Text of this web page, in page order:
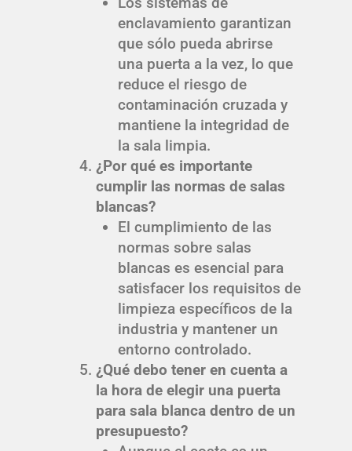
enclavamiento garantizan
que sólo pueda abrirse
una puerta a la vez, lo que
reduce el riesgo de
contaminación cruzada y
mantiene la integridad de
la sala limpia.
¿Por qué es importante
cumplir las normas de salas
blancas?
El cumplimiento de las
normas sobre salas
blancas es esencial para
satisfacer los requisitos de
limpieza específicos de la
industria y mantener un
entorno controlado.
¿Qué debo tener en cuenta a
la hora de elegir una puerta
para sala blanca dentro de un
presupuesto?